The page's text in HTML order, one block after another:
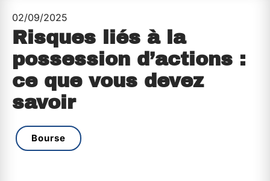
02/09/2025
Risques liés à la
possession d’actions :
ce que vous devez
savoir
Bourse